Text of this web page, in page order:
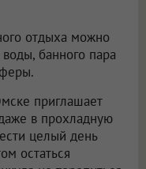
отдыха можно
банного пара
приглашает
в прохладную
целый день
остаться